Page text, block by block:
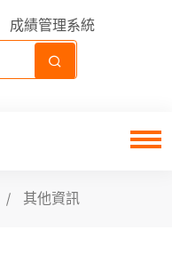
成績管理系統
其他資訊